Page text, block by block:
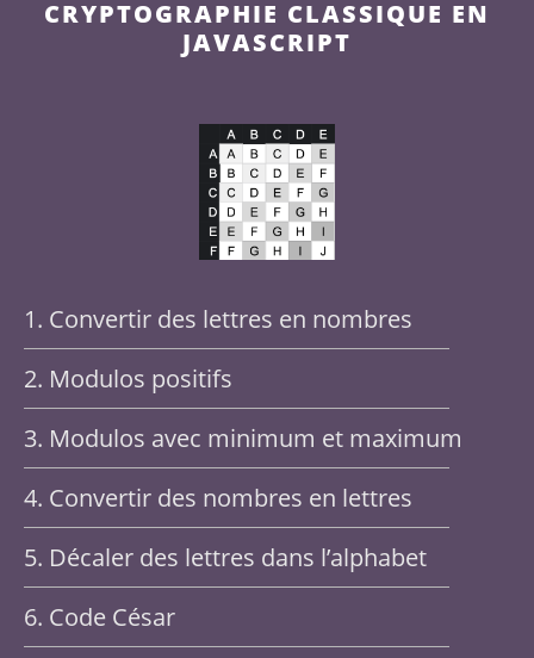
CRYPTOGRAPHIE CLASSIQUE EN
JAVASCRIPT
1. Convertir des lettres en nombres
2. Modulos positifs
3. Modulos avec minimum et maximum
4. Convertir des nombres en lettres
5. Décaler des lettres dans l’alphabet
6. Code César